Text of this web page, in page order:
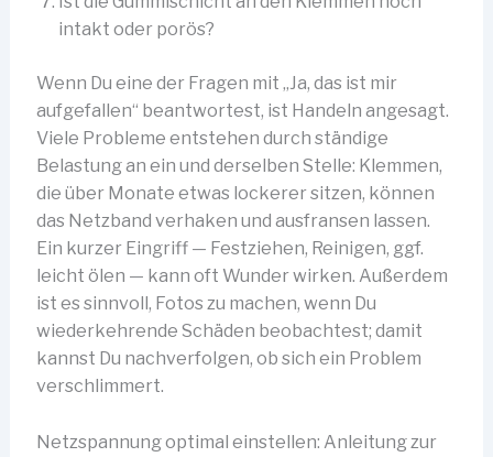
intakt oder porös?
Wenn Du eine der Fragen mit „Ja, das ist mir
aufgefallen“ beantwortest, ist Handeln angesagt.
Viele Probleme entstehen durch ständige
Belastung an ein und derselben Stelle: Klemmen,
die über Monate etwas lockerer sitzen, können
das Netzband verhaken und ausfransen lassen.
Ein kurzer Eingriff — Festziehen, Reinigen, ggf.
leicht ölen — kann oft Wunder wirken. Außerdem
ist es sinnvoll, Fotos zu machen, wenn Du
wiederkehrende Schäden beobachtest; damit
kannst Du nachverfolgen, ob sich ein Problem
verschlimmert.
Netzspannung optimal einstellen: Anleitung zur